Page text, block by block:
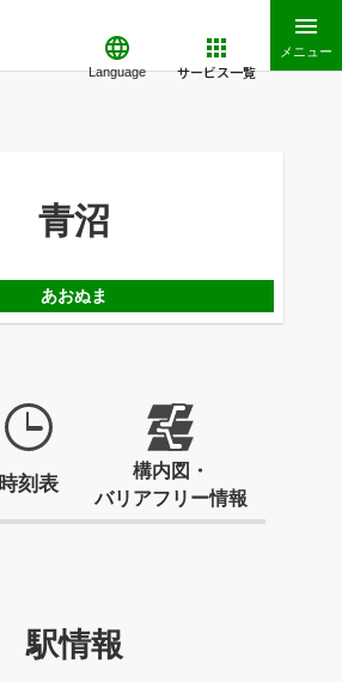
Language サービス一覧
メニュー
青沼
あおぬま
時刻表
構内図・
バリアフリー情報
駅情報